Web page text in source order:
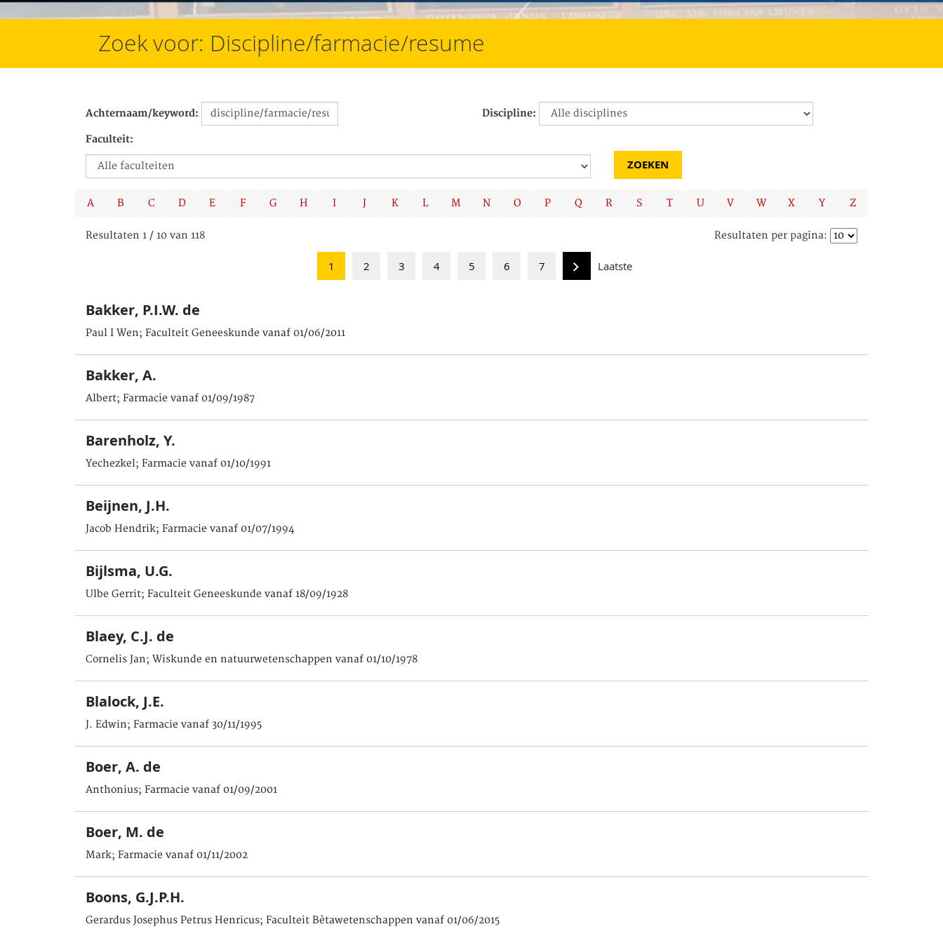
Zoek voor: Discipline/farmacie/resume
Achternaam/keyword: Discipline:
Faculteit:
A B C D E F G H I J K L M N O P Q R S T U V W X Y Z
Resultaten 1 / 10 van 118 Resultaten per pagina:
1 2 3 4 5 6 7 Laatste
Bakker, P.I.W. de
Paul I Wen; Faculteit Geneeskunde vanaf 01/06/2011
Bakker, A.
Albert; Farmacie vanaf 01/09/1987
Barenholz, Y.
Yechezkel; Farmacie vanaf 01/10/1991
Beijnen, J.H.
Jacob Hendrik; Farmacie vanaf 01/07/1994
Bijlsma, U.G.
Ulbe Gerrit; Faculteit Geneeskunde vanaf 18/09/1928
Blaey, C.J. de
Cornelis Jan; Wiskunde en natuurwetenschappen vanaf 01/10/1978
Blalock, J.E.
J. Edwin; Farmacie vanaf 30/11/1995
Boer, A. de
Anthonius; Farmacie vanaf 01/09/2001
Boer, M. de
Mark; Farmacie vanaf 01/11/2002
Boons, G.J.P.H.
Gerardus Josephus Petrus Henricus; Faculteit Bètawetenschappen vanaf 01/06/2015